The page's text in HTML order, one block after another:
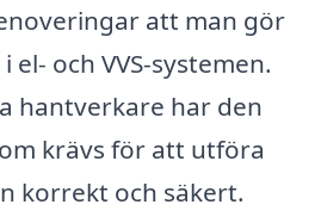
att man gör
och VVS-systemen.
hantverkare har den
krävs för att utföra
korrekt och säkert.